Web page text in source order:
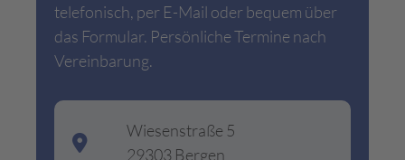
telefonisch, per E-Mail oder bequem über
das Formular. Persönliche Termine nach
Vereinbarung.
Wiesenstraße 5
29303 Bergen